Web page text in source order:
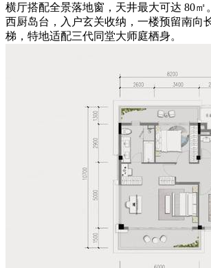
横厅搭配全景落地窗，天井最大可达 80㎡
西厨岛台，入户玄关收纳，一楼预留南向
梯，特地适配三代同堂大师庭栖身。